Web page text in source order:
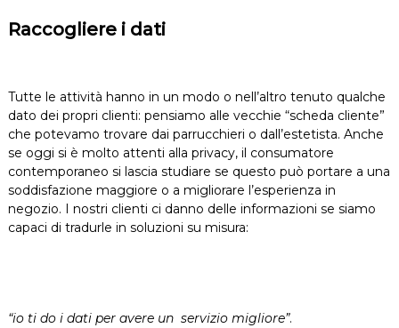
Raccogliere i dati
Tutte le attività hanno in un modo o nell’altro tenuto qualche
dato dei propri clienti: pensiamo alle vecchie “scheda cliente”
che potevamo trovare dai parrucchieri o dall’estetista. Anche
se oggi si è molto attenti alla privacy, il consumatore
contemporaneo si lascia studiare se questo può portare a una
soddisfazione maggiore o a migliorare l’esperienza in
negozio. I nostri clienti ci danno delle informazioni se siamo
capaci di tradurle in soluzioni su misura:
“io ti do i dati per avere un servizio migliore”.